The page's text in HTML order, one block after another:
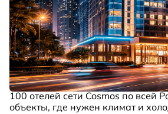
100 отелей сети Cosmos по всей
объекты, где нужен климат и